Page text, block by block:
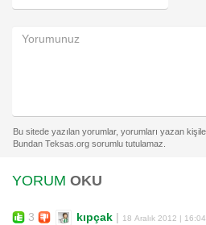
YORUM OKU
3 kıpçak | 18 Aralık 2012 | 16:04